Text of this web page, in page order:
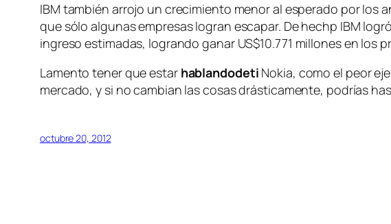
IBM también arrojo un crecimiento menor al esperado por
que sólo algunas empresas logran escapar. De hechp IBM
ingreso estimadas, logrando ganar US$10.771 millones en los
Lamento tener que estar hablandodeti Nokia, como el peor
mercado, y si no cambian las cosas drásticamente, podrías
octubre 20, 2012